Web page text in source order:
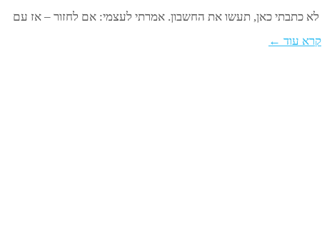
קרא עוד ←